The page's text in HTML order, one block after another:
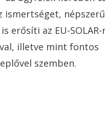
ismertséget,
erősíti az EU-SOLAR-
illetve mint fontos
szemben.